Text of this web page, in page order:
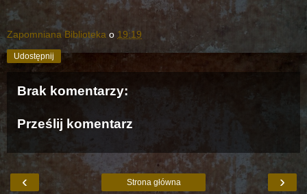
Zapomniana Biblioteka o 19:19
Udostępnij
Brak komentarzy:
Prześlij komentarz
‹ ›
Strona główna